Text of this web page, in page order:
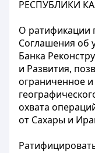
РЕСПУБЛИКИ
О ратификации
Соглашения об
Банка
и Развития,
ограниченное
охвата
от Сахары и